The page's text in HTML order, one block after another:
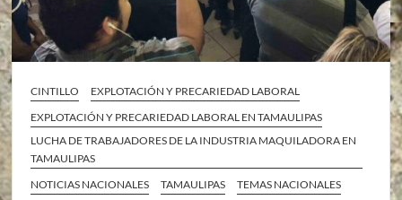
CINTILLO
EXPLOTACIÓN Y PRECARIEDAD LABORAL
EXPLOTACIÓN Y PRECARIEDAD LABORAL EN TAMAULIPAS
LUCHA DE TRABAJADORES DE LA INDUSTRIA MAQUILADORA EN
TAMAULIPAS
NOTICIAS NACIONALES
TAMAULIPAS TEMAS NACIONALES